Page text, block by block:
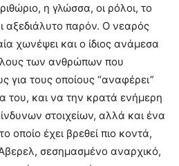
η γλώσσα, οι ρόλοι, το
αξεδιάλυτο παρόν. Ο νεαρός
χωνέψει και ο ίδιος ανάμεσα
των ανθρώπων που
για τους οποίους “αναφέρει”
του, και να την κρατά ενήμερη
στοιχείων, αλλά και ένα
οποίο έχει βρεθεί πιο κοντά,
σεσημασμένο αναρχικό,